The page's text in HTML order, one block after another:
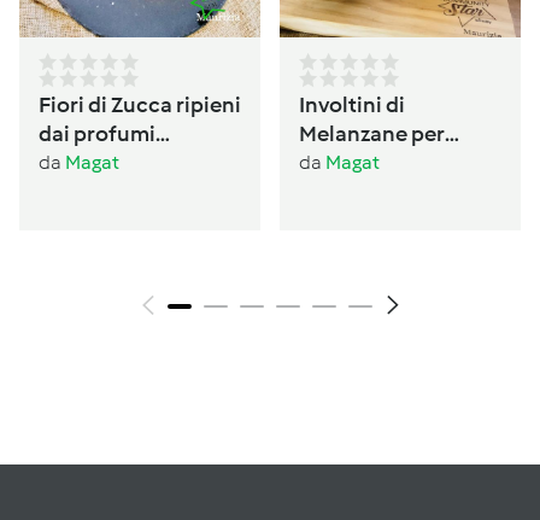
Fiori di Zucca ripieni
dai profumi
Ogliastrini
da Magat
Involtini di
Melanzane per
antipasto /conserva
da Magat